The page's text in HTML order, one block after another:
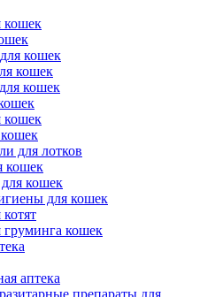
кошек
кошек
кошек
кошек
кошек
для лотков
кошек
кошек
для кошек
груминга кошек
аптека
препараты для